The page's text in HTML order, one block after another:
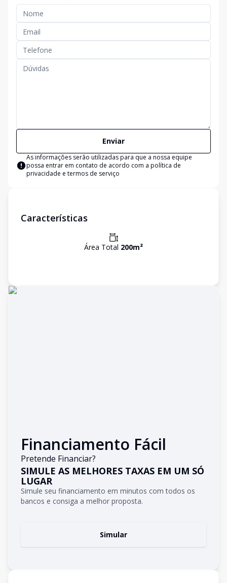
Enviar
As informações serão utilizadas para que a nossa equipe
possa entrar em contato de acordo com a política de
privacidade e termos de serviço
Características
Área Total 200m²
Financiamento Fácil
Pretende Financiar?
SIMULE AS MELHORES TAXAS EM UM SÓ
LUGAR
Simule seu financiamento em minutos com todos os
bancos e consiga a melhor proposta.
Simular